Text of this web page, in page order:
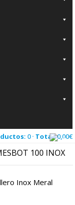
0 · Total:0,00€
100 INOX
Inox Meral